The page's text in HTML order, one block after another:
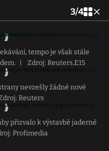
3/4
tempo je však stále
Zdroj: Reuters,E15
nevzešly žádné nové
Reuters
přizvalo k výstavbě jaderné
Profimedia